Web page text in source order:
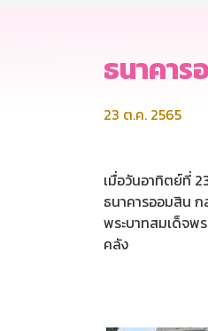
ธนาคาร
23 ต.ค. 2565
เมื่อวันอาทิตย์ที่
ธนาคารออมสิน
พระบาทสมเด็จพ
คลัง